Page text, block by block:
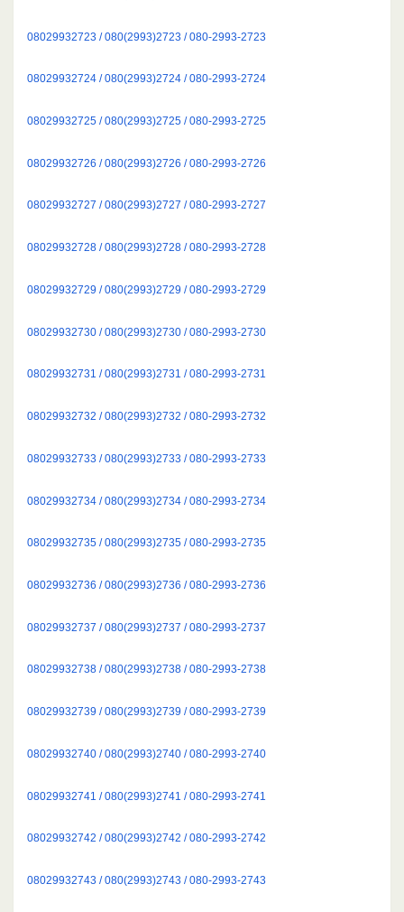
08029932723 / 080(2993)2723 / 080-2993-2723
08029932724 / 080(2993)2724 / 080-2993-2724
08029932725 / 080(2993)2725 / 080-2993-2725
08029932726 / 080(2993)2726 / 080-2993-2726
08029932727 / 080(2993)2727 / 080-2993-2727
08029932728 / 080(2993)2728 / 080-2993-2728
08029932729 / 080(2993)2729 / 080-2993-2729
08029932730 / 080(2993)2730 / 080-2993-2730
08029932731 / 080(2993)2731 / 080-2993-2731
08029932732 / 080(2993)2732 / 080-2993-2732
08029932733 / 080(2993)2733 / 080-2993-2733
08029932734 / 080(2993)2734 / 080-2993-2734
08029932735 / 080(2993)2735 / 080-2993-2735
08029932736 / 080(2993)2736 / 080-2993-2736
08029932737 / 080(2993)2737 / 080-2993-2737
08029932738 / 080(2993)2738 / 080-2993-2738
08029932739 / 080(2993)2739 / 080-2993-2739
08029932740 / 080(2993)2740 / 080-2993-2740
08029932741 / 080(2993)2741 / 080-2993-2741
08029932742 / 080(2993)2742 / 080-2993-2742
08029932743 / 080(2993)2743 / 080-2993-2743